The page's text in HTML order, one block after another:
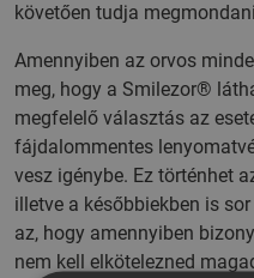
követően tudja
Amennyiben az orvos
meg, hogy a Smilezor®
megfelelő választás az
fájdalommentes
vesz igénybe. Ez történhet
illetve a későbbiekben is
az, hogy amennyiben
nem kell elkötelezned